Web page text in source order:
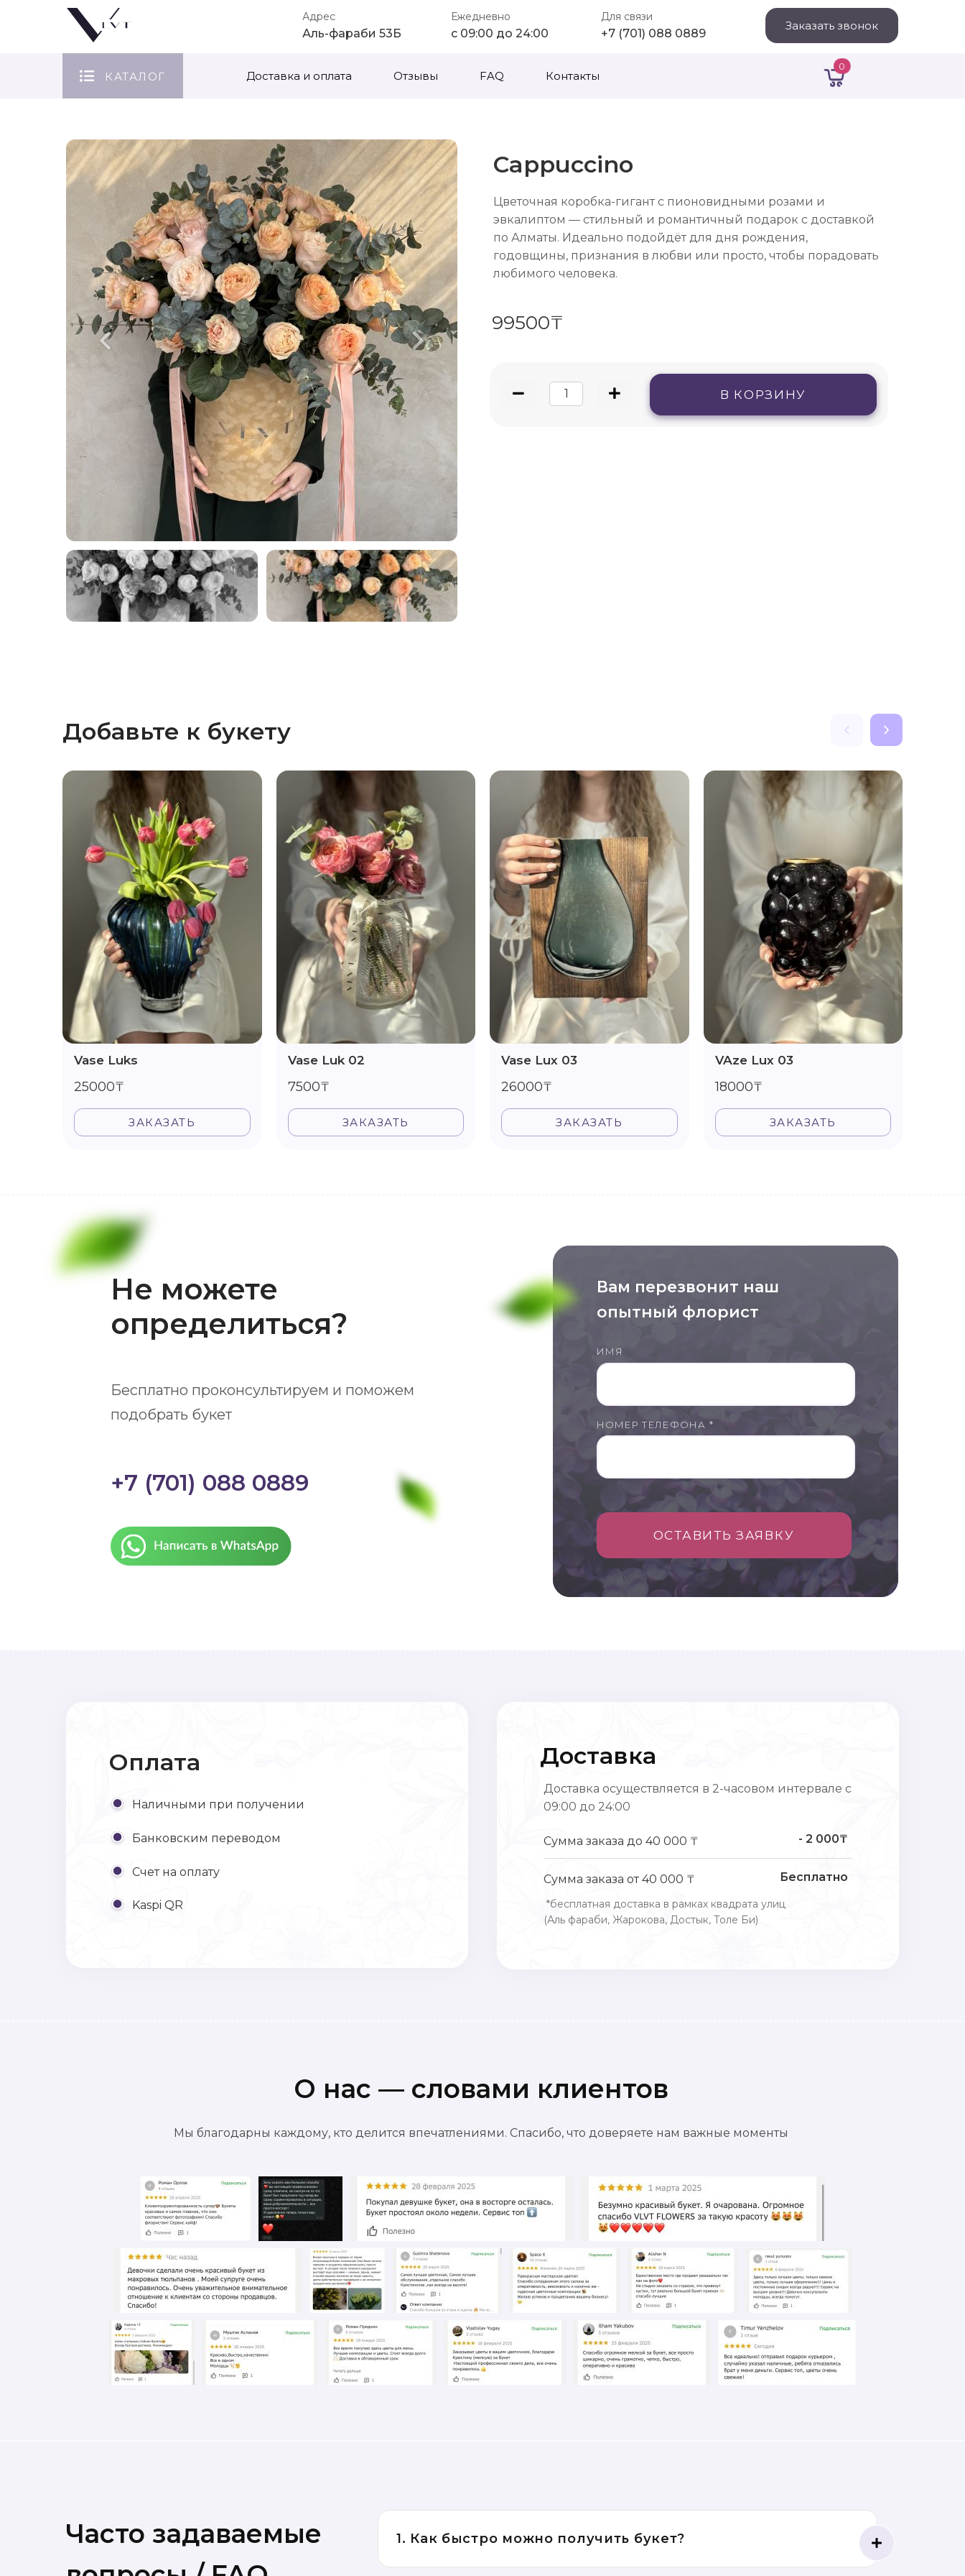
Адрес
Аль-фараби 53Б
Ежедневно
с 09:00 до 24:00
Для связи
+7 (701) 088 0889
Заказать звонок
КАТАЛОГ Доставка и оплата Отзывы FAQ Контакты
0
Cappuccino
Цветочная коробка-гигант с пионовидными розами и
эвкалиптом — стильный и романтичный подарок с доставкой
по Алматы. Идеально подойдёт для дня рождения,
годовщины, признания в любви или просто, чтобы порадовать
любимого человека.
99500₸
В КОРЗИНУ
Добавьте к букету
Vase Luks
25000₸
ЗАКАЗАТЬ
Vase Luk 02
7500₸
ЗАКАЗАТЬ
Vase Lux 03
26000₸
ЗАКАЗАТЬ
VAze Lux 03
18000₸
ЗАКАЗАТЬ
Не можете
определиться?
Бесплатно проконсультируем и поможем
подобрать букет
+7 (701) 088 0889
Вам перезвонит наш
опытный флорист
ИМЯ
НОМЕР ТЕЛЕФОНА *
ОСТАВИТЬ ЗАЯВКУ
Оплата
Наличными при получении
Банковским переводом
Счет на оплату
Kaspi QR
Доставка
Доставка осуществляется в 2-часовом интервале с
09:00 до 24:00
Сумма заказа до 40 000 ₸ - 2 000₸
Сумма заказа от 40 000 ₸ Бесплатно
*бесплатная доставка в рамках квадрата улиц
(Аль фараби, Жарокова, Достык, Толе Би)
О нас — словами клиентов
Мы благодарны каждому, кто делится впечатлениями. Спасибо, что доверяете нам важные моменты
Часто задаваемые
1. Как быстро можно получить букет?